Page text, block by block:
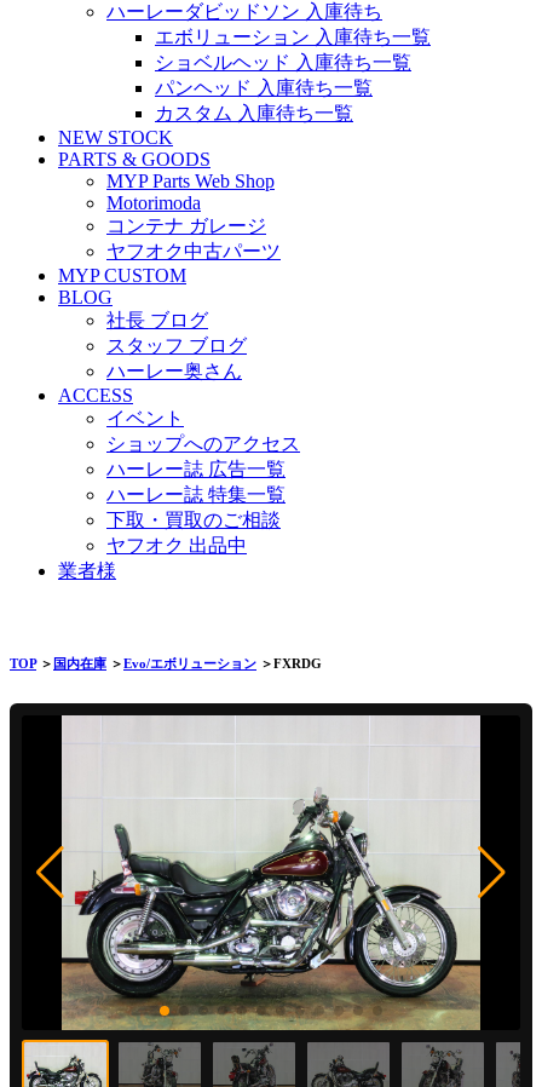
ハーレーダビッドソン 入庫待ち
エボリューション 入庫待ち一覧
ショベルヘッド 入庫待ち一覧
パンヘッド 入庫待ち一覧
カスタム 入庫待ち一覧
NEW STOCK
PARTS & GOODS
MYP Parts Web Shop
Motorimoda
コンテナ ガレージ
ヤフオク中古パーツ
MYP CUSTOM
BLOG
社長 ブログ
スタッフ ブログ
ハーレー奥さん
ACCESS
イベント
ショップへのアクセス
ハーレー誌 広告一覧
ハーレー誌 特集一覧
下取・買取のご相談
ヤフオク 出品中
業者様
TOP＞ 国内在庫 ＞Evo/エボリューション ＞FXRDG